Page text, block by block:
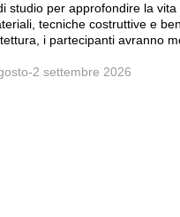
studio per approfondire la
tecniche costruttive e
i partecipanti avranno
2 settembre 2026